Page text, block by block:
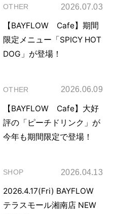
OTHER 2026.07.03
【BAYFLOW Cafe】期間
限定メニュー「SPICY HOT
DOG」が登場！
OTHER 2026.06.09
【BAYFLOW Cafe】大好
評の「ピーチドリンク」が
今年も期間限定で登場！
SHOP 2026.04.13
2026.4.17(Fri) BAYFLOW
テラスモール湘南店 NEW